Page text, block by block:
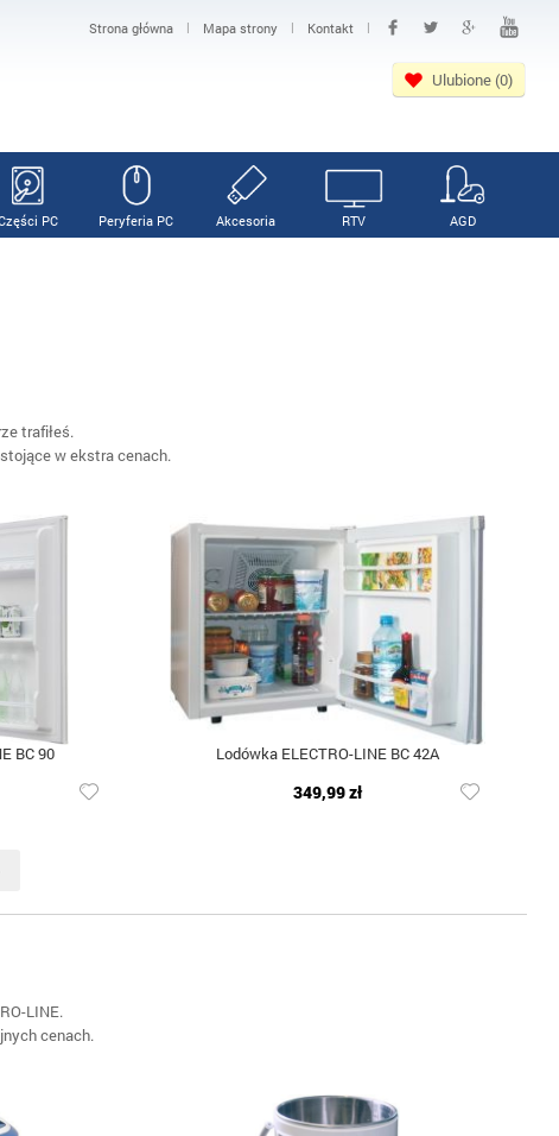
Strona główna | Mapa strony | Kontakt |
Ulubione (0)
PC Peryferia PC Akcesoria RTV AGD
trafiłeś.
w ekstra cenach.
BC 90 Lodówka ELECTRO-LINE BC 42A
349,99 zł
LINE.
cenach.